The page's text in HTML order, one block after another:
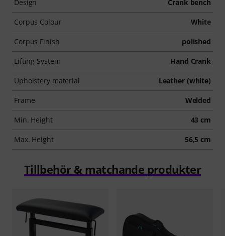
Design Crank bench
Corpus Colour White
Corpus Finish polished
Lifting System Hand Crank
Upholstery material Leather (white)
Frame Welded
Min. Height 43 cm
Max. Height 56,5 cm
Tillbehör & matchande produkter